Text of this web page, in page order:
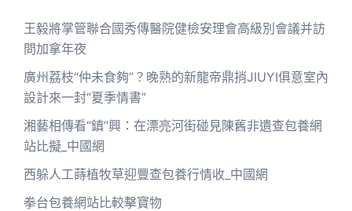
王毅將掌管聯合國秀傳醫院健檢安理會高級別會議并訪
問加拿年夜
廣州荔枝“仲未食夠”？晚熟的新龍帝鼎捎JIUYI俱意室內
設計來一封“夏季情書”
湘藝相傳看“鎮”興：在漂亮河街碰見陳舊非遺查包養網
站比擬_中國網
西躲人工蒔植牧草迎豐查包養行情收_中國網
拳台包養網站比較擊寶物